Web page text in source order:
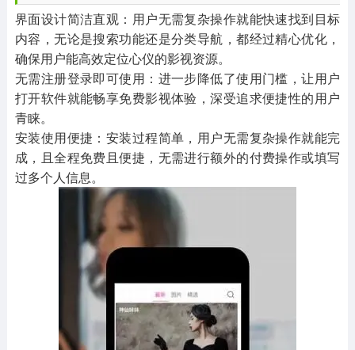
界面设计简洁直观：用户无需复杂操作就能快速找到目标
内容，无论是搜索功能还是分类导航，都经过精心优化，
确保用户能高效定位心仪的影视资源。
无需注册登录即可使用：进一步降低了使用门槛，让用户
打开软件就能畅享免费影视体验，深受追求便捷性的用户
青睐。
安装使用便捷：安装过程简单，用户无需复杂操作就能完
成，且全程免费且便捷，无需进行额外的付费操作或填写
过多个人信息。